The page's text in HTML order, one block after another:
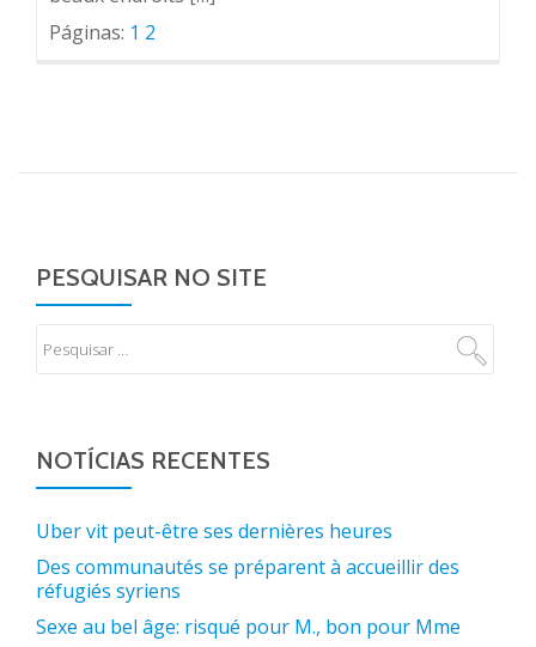
Páginas: 1 2
PESQUISAR NO SITE
NOTÍCIAS RECENTES
Uber vit peut-être ses dernières heures
Des communautés se préparent à accueillir des
réfugiés syriens
Sexe au bel âge: risqué pour M., bon pour Mme